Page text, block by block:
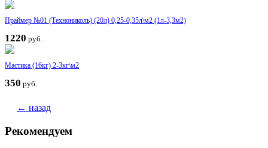
Праймер №01 (Технониколь) (20л) 0,25-0,35л\м2 (1л-3,3м2)
1220 руб.
Мастика (16кг) 2-3кг\м2
350 руб.
← назад
Рекомендуем